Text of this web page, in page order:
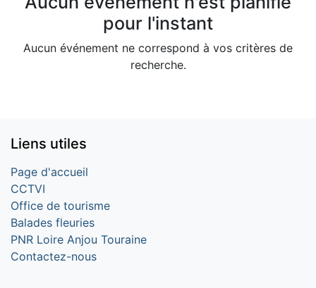
pour l'instant
Aucun événement ne correspond à vos critères de
recherche.
Liens utiles
Page d'accueil
CCTVI
Office de tourisme
Balades fleuries
PNR Loire Anjou Touraine
Contactez-nous